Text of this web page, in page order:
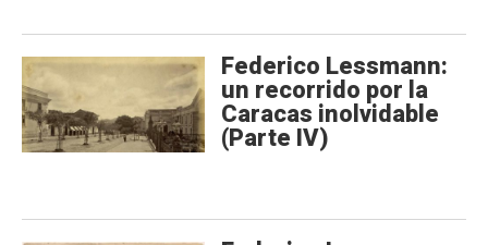
Federico Lessmann:
un recorrido por la
Caracas inolvidable
(Parte IV)